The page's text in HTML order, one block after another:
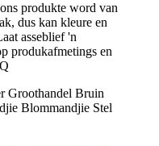
produkte word van
dus kan kleure en
asseblief 'n
produkafmetings en